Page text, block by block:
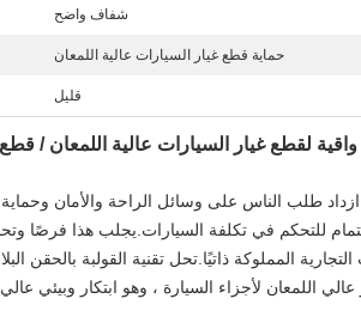
شفاف واضح
حماية قطع غيار السيارات عالية اللمعان
قليل
لقطع غيار السيارات عالية اللمعان /
طلب الناس على وسائل الراحة والأمان
للتحكم في تكلفة السيارات.يجلب هذا فرصًا
المملوكة ذاتيًا.تحل تقنية القولبة بالحقن
عالي اللمعان لأجزاء السيارة ، وهو ابتكار وبيئي